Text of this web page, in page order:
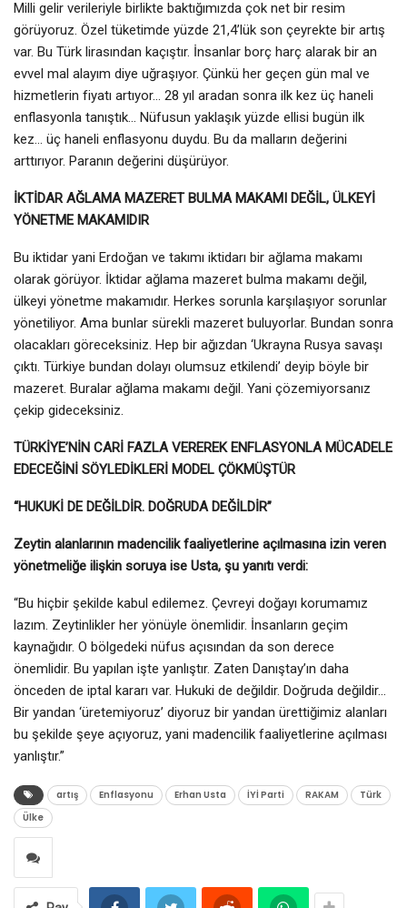
Milli gelir verileriyle birlikte baktığımızda çok net bir resim
görüyoruz. Özel tüketimde yüzde 21,4’lük son çeyrekte bir artış
var. Bu Türk lirasından kaçıştır. İnsanlar borç harç alarak bir an
evvel mal alayım diye uğraşıyor. Çünkü her geçen gün mal ve
hizmetlerin fiyatı artıyor… 28 yıl aradan sonra ilk kez üç haneli
enflasyonla tanıştık… Nüfusun yaklaşık yüzde ellisi bugün ilk
kez… üç haneli enflasyonu duydu. Bu da malların değerini
arttırıyor. Paranın değerini düşürüyor.
İKTİDAR AĞLAMA MAZERET BULMA MAKAMI DEĞİL, ÜLKEYİ
YÖNETME MAKAMIDIR
Bu iktidar yani Erdoğan ve takımı iktidarı bir ağlama makamı
olarak görüyor. İktidar ağlama mazeret bulma makamı değil,
ülkeyi yönetme makamıdır. Herkes sorunla karşılaşıyor sorunlar
yönetiliyor. Ama bunlar sürekli mazeret buluyorlar. Bundan sonra
olacakları göreceksiniz. Hep bir ağızdan ‘Ukrayna Rusya savaşı
çıktı. Türkiye bundan dolayı olumsuz etkilendi’ deyip böyle bir
mazeret. Buralar ağlama makamı değil. Yani çözemiyorsanız
çekip gideceksiniz.
TÜRKİYE’NİN CARİ FAZLA VEREREK ENFLASYONLA MÜCADELE
EDECEĞİNİ SÖYLEDİKLERİ MODEL ÇÖKMÜŞTÜR
“HUKUKİ DE DEĞİLDİR. DOĞRUDA DEĞİLDİR”
Zeytin alanlarının madencilik faaliyetlerine açılmasına izin veren
yönetmeliğe ilişkin soruya ise Usta, şu yanıtı verdi:
“Bu hiçbir şekilde kabul edilemez. Çevreyi doğayı korumamız
lazım. Zeytinlikler her yönüyle önemlidir. İnsanların geçim
kaynağıdır. O bölgedeki nüfus açısından da son derece
önemlidir. Bu yapılan işte yanlıştır. Zaten Danıştay’ın daha
önceden de iptal kararı var. Hukuki de değildir. Doğruda değildir…
Bir yandan ‘üretemiyoruz’ diyoruz bir yandan ürettiğimiz alanları
bu şekilde şeye açıyoruz, yani madencilik faaliyetlerine açılması
yanlıştır.”
artış Enflasyonu Erhan Usta İYİ Parti RAKAM
Türk
Ülke